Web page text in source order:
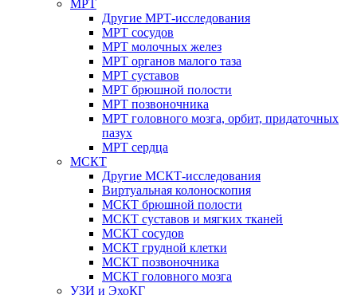
МРТ
Другие МРТ-исследования
МРТ сосудов
МРТ молочных желез
МРТ органов малого таза
МРТ суставов
МРТ брюшной полости
МРТ позвоночника
МРТ головного мозга, орбит, придаточных
пазух
МРТ сердца
МСКТ
Другие МСКТ-исследования
Виртуальная колоноскопия
МСКТ брюшной полости
МСКТ суставов и мягких тканей
МСКТ сосудов
МСКТ грудной клетки
МСКТ позвоночника
МСКТ головного мозга
УЗИ и ЭхоКГ